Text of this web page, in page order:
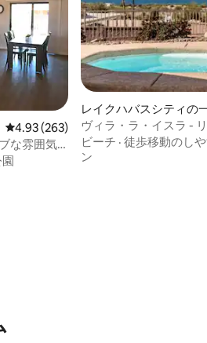
レビュー263件、5つ星中4.93つ星の
4.93 (263)
な雰囲気
レイクハバスシティの
ヴィラ・ラ・イスラ -
晴らしい眺め
ビーチ · 徒歩移動のし
ン